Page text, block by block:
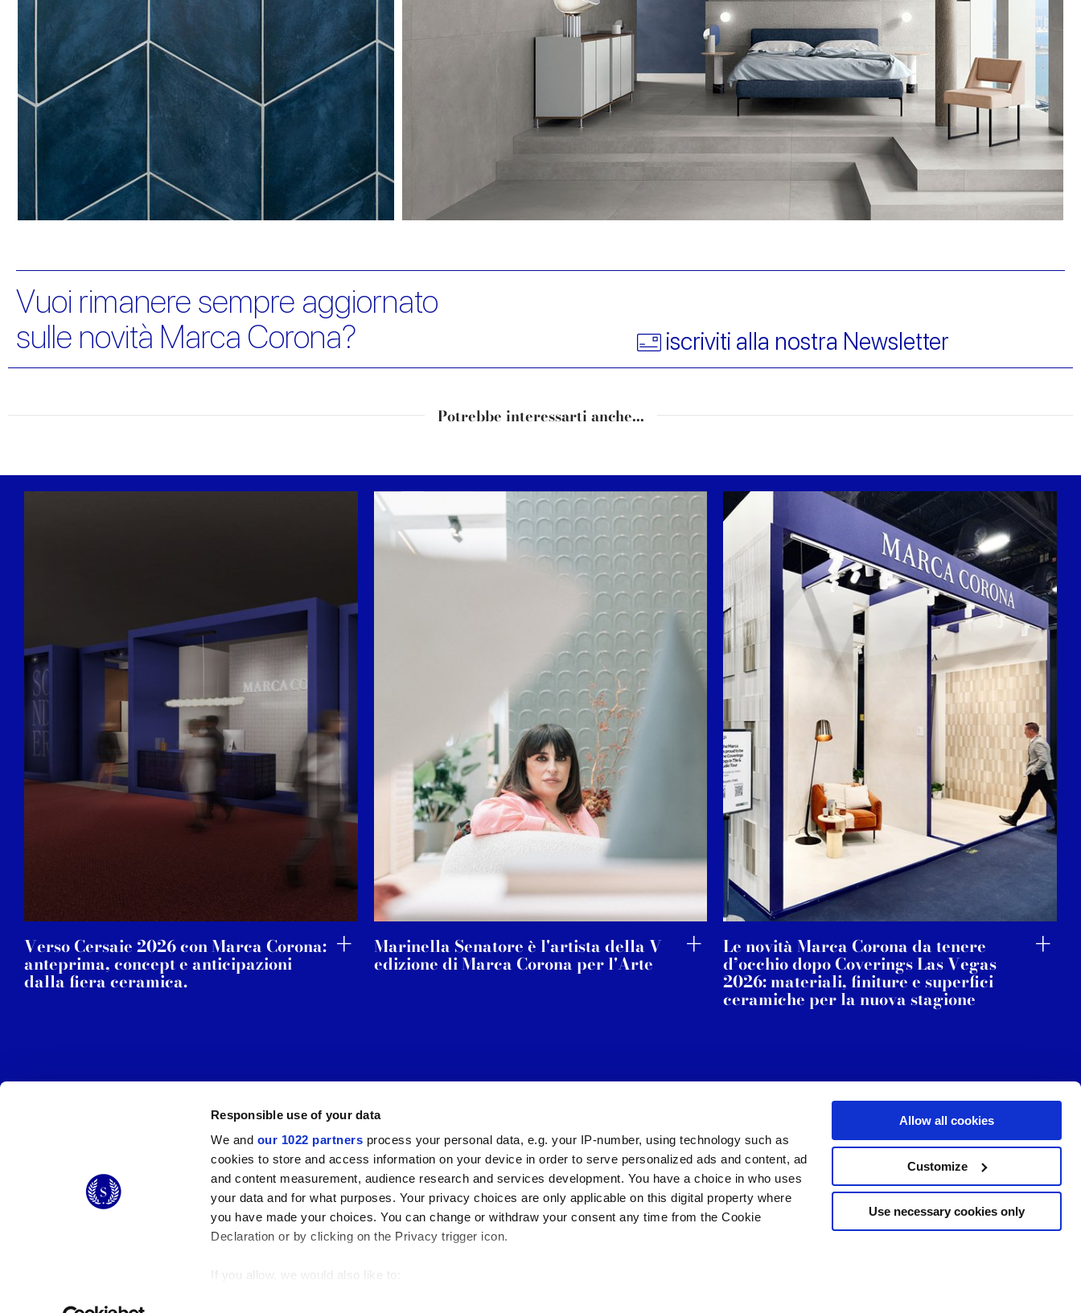
Responsible use of your data
We and our 1022 partners process your personal data, e.g. your IP-number, using technology such as
cookies to store and access information on your device in order to serve personalized ads and content, ad
and content measurement, audience research and services development. You have a choice in who uses
your data and for what purposes. Your privacy choices are only applicable on this digital property where
you have made your choices. You can change or withdraw your consent any time from the Cookie
Declaration or by clicking on the Privacy trigger icon.
If you allow, we would also like to:
Allow all cookies
Customize
Use necessary cookies only
Vuoi rimanere sempre aggiornato
sulle novità Marca Corona?
iscriviti alla nostra Newsletter
Potrebbe interessarti anche...
Verso Cersaie 2026 con Marca Corona:
anteprima, concept e anticipazioni
dalla fiera ceramica.
Marinella Senatore è l'artista della V
edizione di Marca Corona per l'Arte
Le novità Marca Corona da tenere
d’occhio dopo Coverings Las Vegas
2026: materiali, finiture e superfici
ceramiche per la nuova stagione
© 2026 CERAMICHE MARCA CORONA S.P.A.
Ceramiche Marca Corona
S.p.a. - P.IVA: IT00628160368
Via Emilia Romagna 7, 41049 Sassuolo (MO) Italy
T: +39 0536 867200
Link utili
My Marca Corona
Contattaci
Lavora con noi
Galleria Marca Corona
Area legale
Condizioni di vendita
Cookies
Privacy
Whistleblowing
Sitemap html
Area professionisti